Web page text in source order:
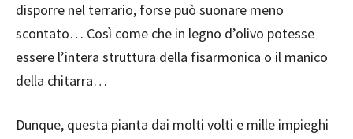
disporre nel terrario, forse può suonare meno
scontato… Così come che in legno d’olivo potesse
essere l’intera struttura della fisarmonica o il manico
della chitarra…
Dunque, questa pianta dai molti volti e mille impieghi